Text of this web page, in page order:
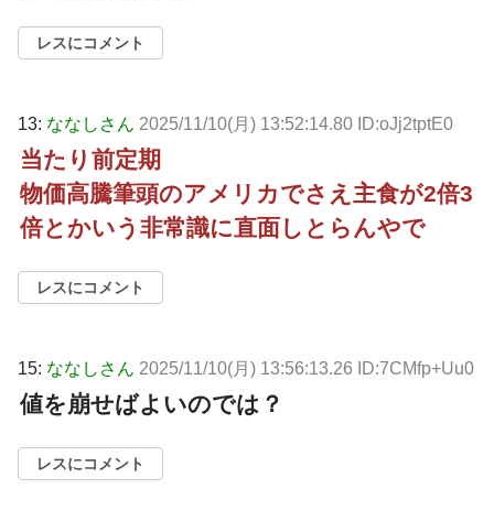
レスにコメント
13: ななしさん 2025/11/10(月) 13:52:14.80 ID:oJj2tptE0
当たり前定期
物価高騰筆頭のアメリカでさえ主食が2倍3
倍とかいう非常識に直面しとらんやで
レスにコメント
15: ななしさん 2025/11/10(月) 13:56:13.26 ID:7CMfp+Uu0
値を崩せばよいのでは？
レスにコメント